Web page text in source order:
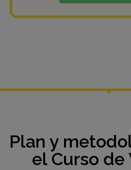
Plan y
el Curso de